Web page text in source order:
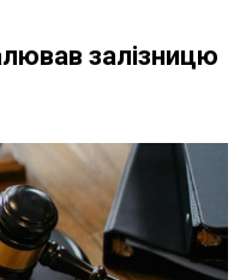
залізницю